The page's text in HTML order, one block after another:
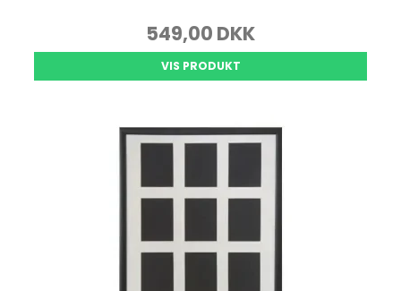
549,00 DKK
VIS PRODUKT